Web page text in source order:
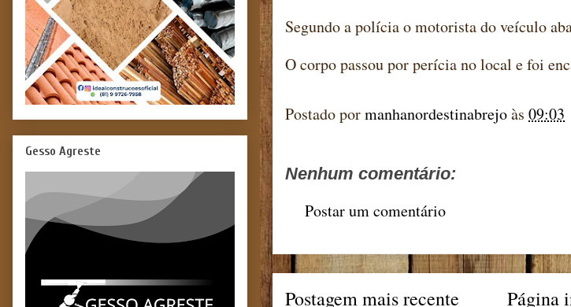
Segundo a polícia o motorista do veículo
O corpo passou por perícia no local e foi
Postado pormanhanordestinabrejoàs 09:03
Nenhum comentário:
Postar um comentário
Postagem mais recente Página
Gesso Agreste